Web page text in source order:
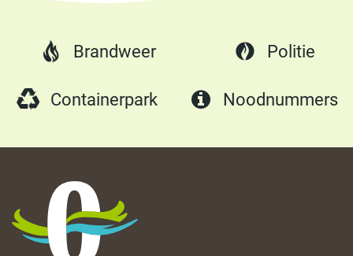
Brandweer Politie
Containerpark Noodnummers
Oostrozebeke